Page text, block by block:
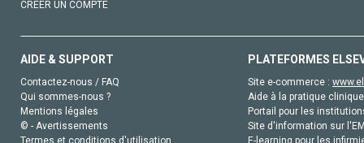
CRÉER UN COMPTE
AIDE & SUPPORT
Contactez-nous / FAQ
Qui sommes-nous ?
Mentions légales
© - Avertissements
Termes et conditions d'utilisation
PLATEFORMES
Site e-commerce :
Aide à la pratique
Portail pour les
Site d'information sur
E-learning pour les